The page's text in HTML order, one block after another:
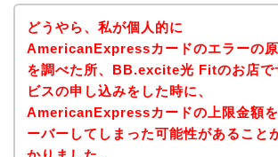
どうやら、私が個人的に
AmericanExpressカードのエラーの
を調べた所、BB.excite光 Fitのお店で
ビスの申し込みをした時に、
AmericanExpressカードの上限金額
ーバーしてしまった可能性があること